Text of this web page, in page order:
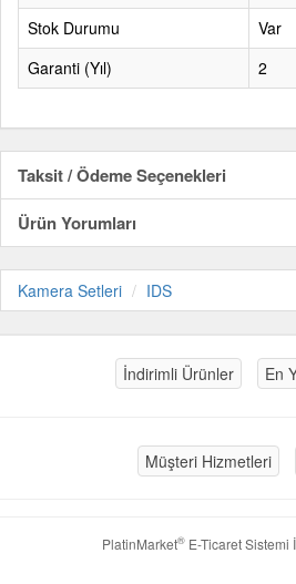
Stok Durumu
Var
Garanti (Yıl)
2
Taksit / Ödeme Seçenekleri
Ürün Yorumları
Kamera Setleri IDS
İndirimli Ürünler En
Müşteri Hizmetleri
PlatinMarket®E-Ticaret Sistemi